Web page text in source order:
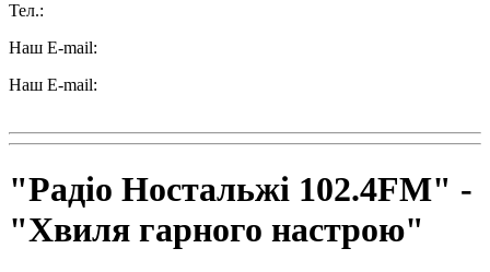
Тел.:
Наш E-mail:
Наш E-mail:
"Радіо Ностальжі 102.4FM" -
"Хвиля гарного настрою"